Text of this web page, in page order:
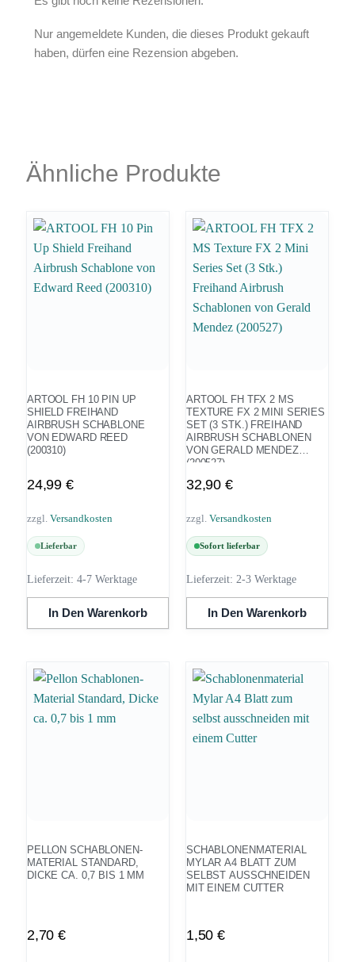
Nur angemeldete Kunden, die dieses Produkt gekauft
haben, dürfen eine Rezension abgeben.
Ähnliche Produkte
ARTOOL FH 10 PIN UP
SHIELD FREIHAND
AIRBRUSH SCHABLONE
VON EDWARD REED
(200310)
24,99 €
zzgl. Versandkosten
Lieferbar
Lieferzeit: 4-7 Werktage
In Den Warenkorb
ARTOOL FH TFX 2 MS
TEXTURE FX 2 MINI SERIES
SET (3 STK.) FREIHAND
AIRBRUSH SCHABLONEN
VON GERALD MENDEZ
(200527)
32,90 €
zzgl. Versandkosten
Sofort lieferbar
Lieferzeit: 2-3 Werktage
In Den Warenkorb
PELLON SCHABLONEN-
MATERIAL STANDARD,
DICKE CA. 0,7 BIS 1 MM
2,70€
SCHABLONENMATERIAL
MYLAR A4 BLATT ZUM
SELBST AUSSCHNEIDEN
MIT EINEM CUTTER
1,50€